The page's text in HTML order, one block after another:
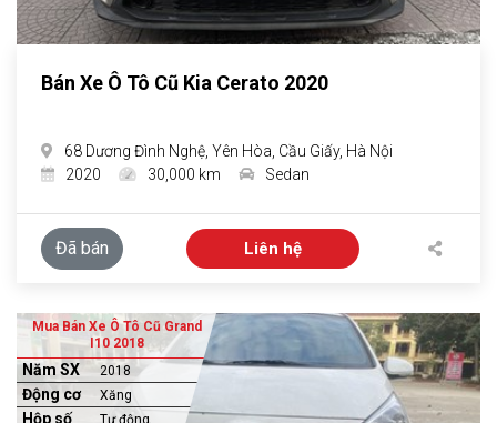
Bán Xe Ô Tô Cũ Kia Cerato 2020
68 Dương Đình Nghệ, Yên Hòa, Cầu Giấy, Hà Nội
2020
30,000 km Sedan
Đã bán Liên hệ
Mua Bán Xe Ô Tô Cũ Grand
I10 2018
Năm SX 2018
Động cơ Xăng
Hộp số Tự động